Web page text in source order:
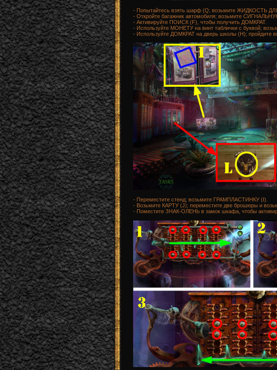
- Попытайтесь взять шарф (Q; возьмите ЖИДКОСТЬ
- Откройте багажник автомобиля; возьмите
- Активируйте ПОИСК (F), чтобы получить ДОМКРАТ.
- Используйте МОНЕТУ на винт таблички с буквой;
- Используйте ДОМКРАТ на дверь школы (Н); пройдите
- Переместите стенд; возьмите ГРАМПЛАСТИНКУ (I).
- Возьмите КАРТУ (J); переместите две брошюры и
- Поместите ЗНАК-ОЛЕНЬ в замок шкафа, чтобы